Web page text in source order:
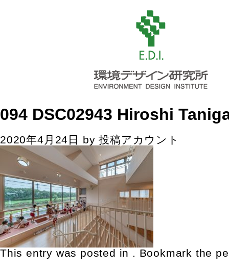
094 DSC02943 Hiroshi
2020年4月24日 by投稿アカウント
This entry was posted in . Bookmark the